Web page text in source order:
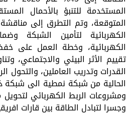
المستخدمة للتنبؤ بالأحمال
المتوقعة، وتم التطرق إلى
الكهربائية لتأمين الشبكة
الكهربائية، وخطة العمل على
تقييم الأثر البيئي والاجتماعي،
القدرات وتدريب العاملين، والتحول
الحالية من شبكة نمطية الى شبكة
ومشروعات الربط الكهربائي
وجسرا لتبادل الطاقة بين قارات